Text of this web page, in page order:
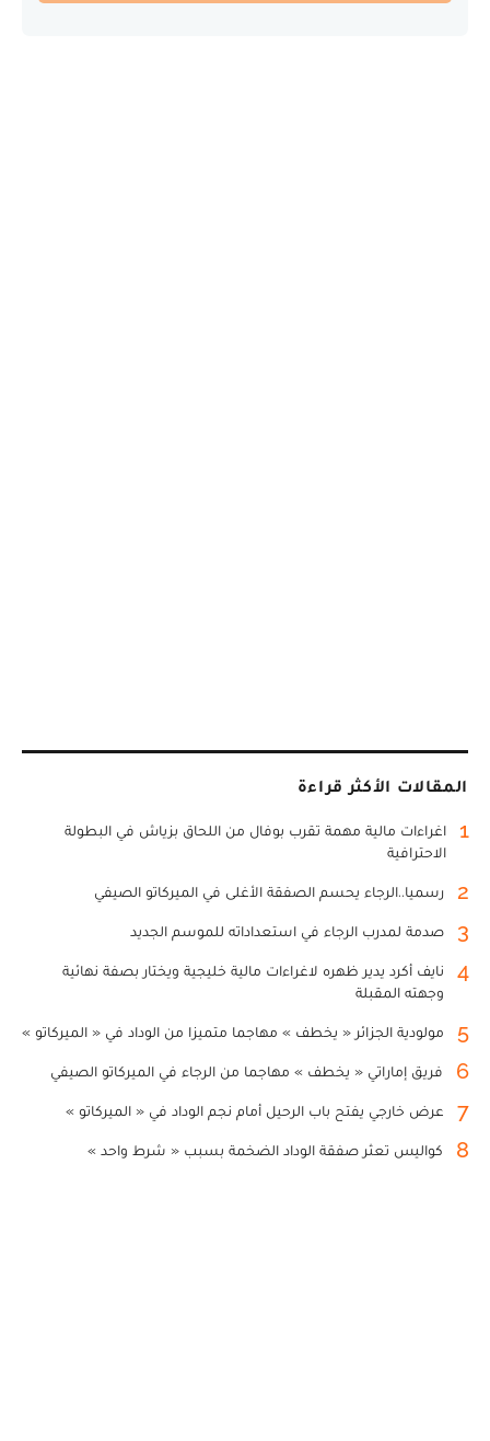
المقالات الأكثر قراءة
1
اغراءات مالية مهمة تقرب بوفال من اللحاق بزياش في البطولة
الاحترافية
2 رسميا..الرجاء يحسم الصفقة الأغلى في الميركاتو الصيفي
3 صدمة لمدرب الرجاء في استعداداته للموسم الجديد
4
نايف أكرد يدير ظهره لاغراءات مالية خليجية ويختار بصفة نهائية
وجهته المقبلة
5 مولودية الجزائر « يخطف » مهاجما متميزا من الوداد في « الميركاتو »
6 فريق إماراتي « يخطف » مهاجما من الرجاء في الميركاتو الصيفي
7 عرض خارجي يفتح باب الرحيل أمام نجم الوداد في « الميركاتو »
8 كواليس تعثر صفقة الوداد الضخمة بسبب « شرط واحد »